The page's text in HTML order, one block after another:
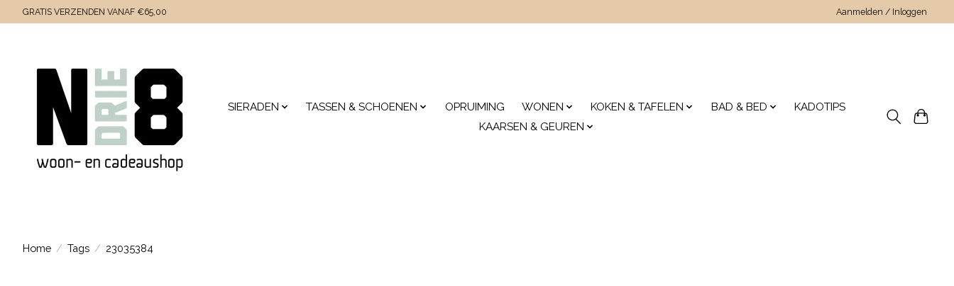
GRATIS VERZENDEN VANAF €65,00 Aanmelden / Inloggen
SIERADEN TASSEN & SCHOENEN OPRUIMING WONEN KOKEN & TAFELEN BAD & BED
KADOTIPS
KAARSEN & GEUREN
Home / Tags / 23035384